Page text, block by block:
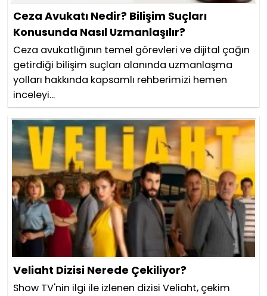
Ceza Avukatı Nedir? Bilişim Suçları
Konusunda Nasıl Uzmanlaşılır?
Ceza avukatlığının temel görevleri ve dijital çağın
getirdiği bilişim suçları alanında uzmanlaşma
yolları hakkında kapsamlı rehberimizi hemen
inceleyi...
Veliaht Dizisi Nerede Çekiliyor?
Show TV'nin ilgi ile izlenen dizisi Veliaht, çekim